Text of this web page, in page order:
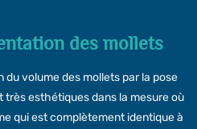
des mollets
du volume des mollets par la pose
très esthétiques dans la mesure où
qui est complètement identique à